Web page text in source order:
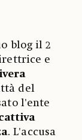
blog il 2
e
del
l'ente
. L'accusa